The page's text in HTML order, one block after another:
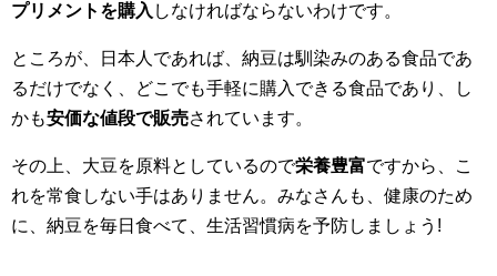
プリメントを購入 しなければならないわけです。
ところが、日本人であれば、納豆は馴染みのある食品であ
るだけでなく、どこでも手軽に購入できる食品であり、し
かも安価な値段で販売されています。
その上、大豆を原料としているので栄養豊富ですから、こ
れを常食しない手はありません。みなさんも、健康のため
に、納豆を毎日食べて、生活習慣病を予防しましょう!